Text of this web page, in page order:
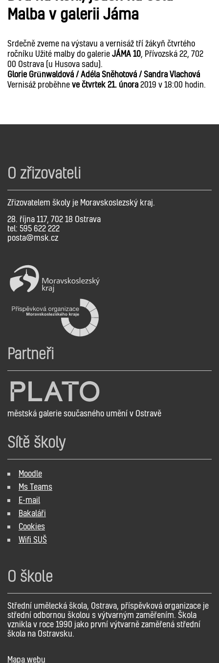
Malba v galerii Jáma
Srdečně zveme na výstavu a vernisáž tří žákyň čtvrtého
ročníku Užité malby do galerieJÁMA 10, Přívozská 22, 702
00 Ostrava (u Husova sadu).
Glorie Grünwaldová / Adéla Sněhotová/ Sandra Vlachová
Vernisáž proběhneve čtvrtek 21. února2019 v 18:00 hodin.
O zřizovateli
Zřizovatelem školy je Moravskoslezský kraj.
28. října 117, 702 18 Ostrava
tel: 595 622 222
posta@msk.cz
Partneři
městská galerie současného umění v Ostravě
Sítě školy
Moodle
Ms Teams
E-mail
Bakaláři
Cookies
Wifi SUŠ
O škole
Střední umělecká škola, Ostrava, příspěvková organizace je
střední odbornou školou s výtvarným zaměřením. Škola
vznikla v roce 1990 jako první výtvarně zaměřená střední
škola na Ostravsku.
Mapa webu